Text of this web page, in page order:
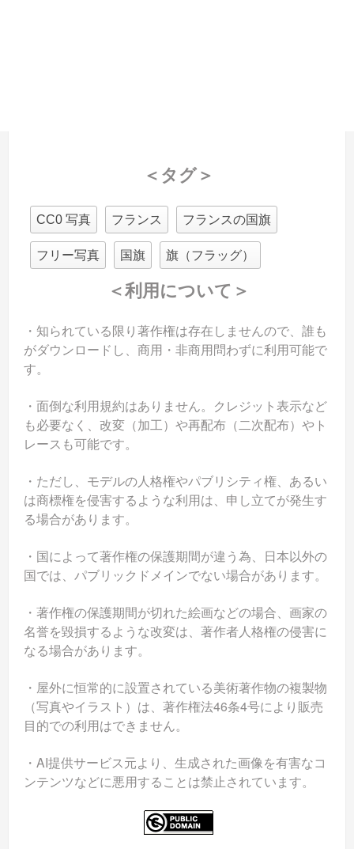
＜タグ＞
CC0 写真 フランス フランスの国旗
フリー写真 国旗 旗（フラッグ）
＜利用について＞
・知られている限り著作権は存在しませんので、誰も
がダウンロードし、商用・非商用問わずに利用可能で
す。
・面倒な利用規約はありません。クレジット表示など
も必要なく、改変（加工）や再配布（二次配布）やト
レースも可能です。
・ただし、モデルの人格権やパブリシティ権、あるい
は商標権を侵害するような利用は、申し立てが発生す
る場合があります。
・国によって著作権の保護期間が違う為、日本以外の
国では、パブリックドメインでない場合があります。
・著作権の保護期間が切れた絵画などの場合、画家の
名誉を毀損するような改変は、著作者人格権の侵害に
なる場合があります。
・屋外に恒常的に設置されている美術著作物の複製物
（写真やイラスト）は、著作権法46条4号により販売
目的での利用はできません。
・AI提供サービス元より、生成された画像を有害なコ
ンテンツなどに悪用することは禁止されています。